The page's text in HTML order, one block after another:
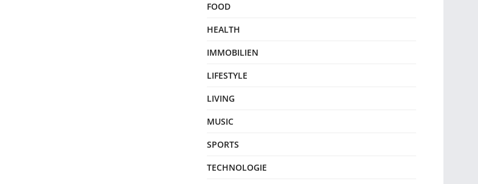
FOOD
HEALTH
IMMOBILIEN
LIFESTYLE
LIVING
MUSIC
SPORTS
TECHNOLOGIE